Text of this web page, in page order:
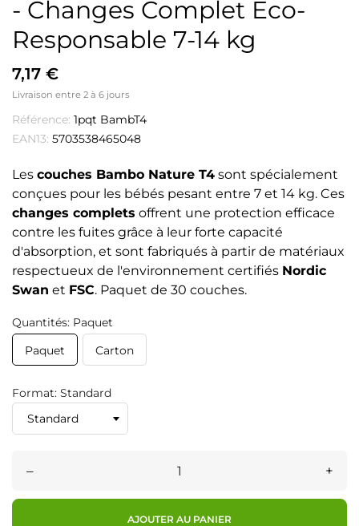
- Changes Complet Éco-
Responsable 7-14 kg
7,17 €
Livraison entre 2 à 6 jours
Référence: 1pqt BambT4
EAN13: 5703538465048
Les couches Bambo Nature T4 sont spécialement
conçues pour les bébés pesant entre 7 et 14 kg. Ces
changes complets offrent une protection efficace
contre les fuites grâce à leur forte capacité
d'absorption, et sont fabriqués à partir de matériaux
respectueux de l'environnement certifiés Nordic
Swan et FSC. Paquet de 30 couches.
Quantités: Paquet
Paquet
Carton
Format: Standard
– +
AJOUTER AU PANIER